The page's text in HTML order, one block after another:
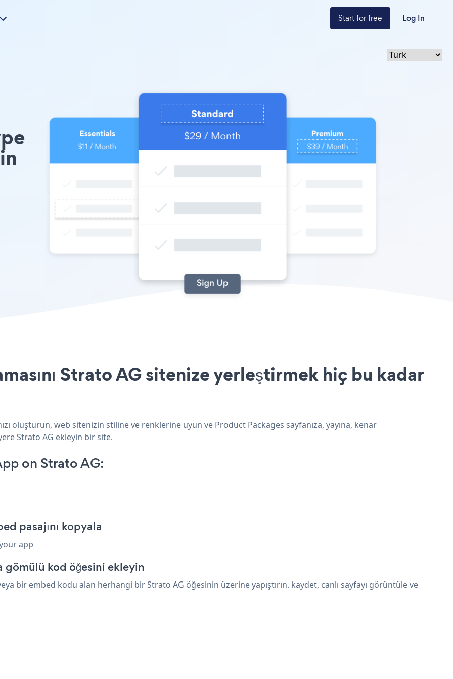
Start for free Log In
Strato AG sitenize yerleştirmek hiç bu kadar
oluşturun, web sitenizin stiline ve renklerine uyun ve Product Packages sayfanıza, yayına, kenar
Strato AG ekleyin bir site.
on Strato AG:
pasajını kopyala
app
kod öğesini ekleyin
bir embed kodu alan herhangi bir Strato AG öğesinin üzerine yapıştırın. kaydet, canlı sayfayı görüntüle ve